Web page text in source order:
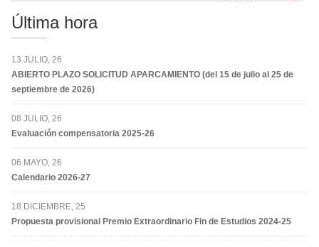
Última hora
13 JULIO, 26
ABIERTO PLAZO SOLICITUD APARCAMIENTO (del 15 de julio al 25 de
septiembre de 2026)
08 JULIO, 26
Evaluación compensatoria 2025-26
06 MAYO, 26
Calendario 2026-27
18 DICIEMBRE, 25
Propuesta provisional Premio Extraordinario Fin de Estudios 2024-25